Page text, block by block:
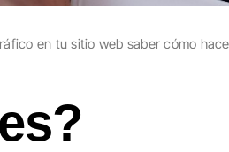
en tu sitio web saber cómo